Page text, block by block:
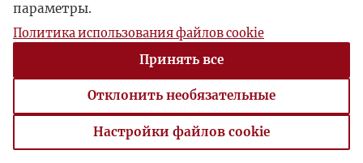
параметры.
Политика использования файлов cookie
Принять все
Отклонить необязательные
Настройки файлов cookie
Настройки файлов cookie